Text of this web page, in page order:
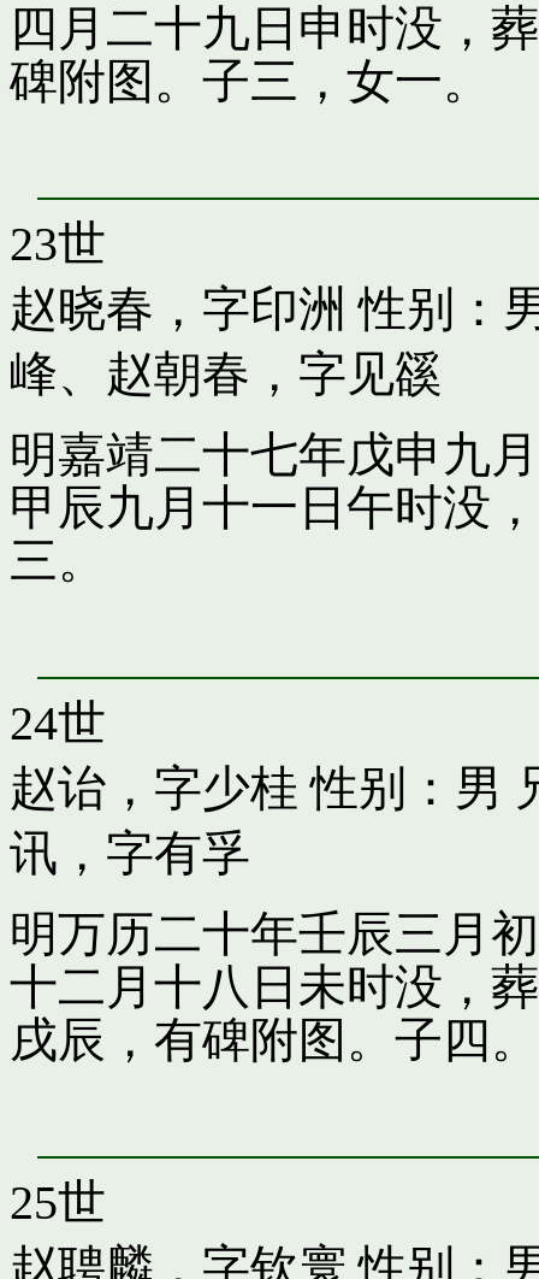
四月二十九日申时没，
碑附图。子三，女一。
23世
赵晓春，字印洲 性别：
峰、 赵朝春，字见豀
明嘉靖二十七年戊申九
甲辰九月十一日午时没
三。
24世
赵诒，字少桂 性别：男
讯，字有孚
明万历二十年壬辰三月
十二月十八日未时没，
戌辰，有碑附图。子四。
25世
赵聘麟，字钦寰 性别：